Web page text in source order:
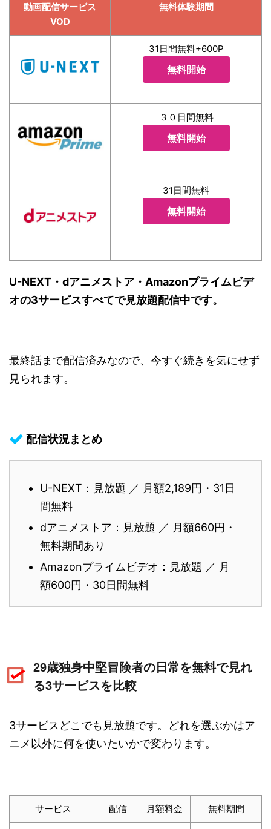
動画配信サービス
VOD
無料体験期間
31日間無料+600P
無料開始
３０日間無料
無料開始
31日間無料
無料開始
U-NEXT・dアニメストア・Amazonプライムビデ
オの3サービスすべてで見放題配信中です。
最終話まで配信済みなので、今すぐ続きを気にせず
見られます。
配信状況まとめ
U-NEXT：見放題 ／ 月額2,189円・31日
間無料
dアニメストア：見放題 ／ 月額660円・
無料期間あり
Amazonプライムビデオ：見放題 ／ 月
額600円・30日間無料
29歳独身中堅冒険者の日常を無料で見れ
る3サービスを比較
3サービスどこでも見放題です。どれを選ぶかはア
ニメ以外に何を使いたいかで変わります。
サービス 配信 月額料金 無料期間